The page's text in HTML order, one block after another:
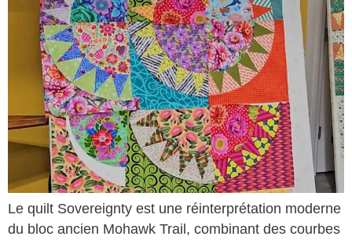
Le quilt Sovereignty est une réinterprétation moderne
du bloc ancien Mohawk Trail, combinant des courbes